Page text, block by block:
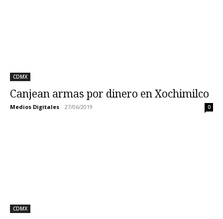
CDMX
Canjean armas por dinero en Xochimilco
Medios Digitales - 27/06/2019 0
CDMX